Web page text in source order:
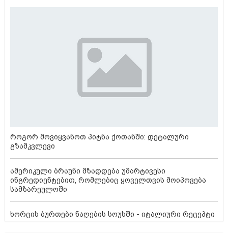
როგორ მოვიყვანოთ პიტნა ქოთანში: დეტალური
გზამკვლევი
ამერიკული ბრაუნი მზადდება უმარტივესი
ინგრედიენტებით, რომლებიც ყოველთვის მოიპოვება
სამზარეულოში
ხორცის ბურთები ნაღების სოუსში - იტალიური რეცეპტი